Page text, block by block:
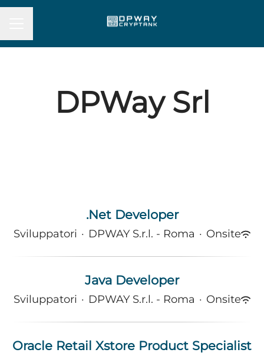
DPWay Srl
.Net Developer
Sviluppatori · DPWAY S.r.l. - Roma · Onsite
Java Developer
Sviluppatori · DPWAY S.r.l. - Roma · Onsite
Oracle Retail Xstore Product Specialist